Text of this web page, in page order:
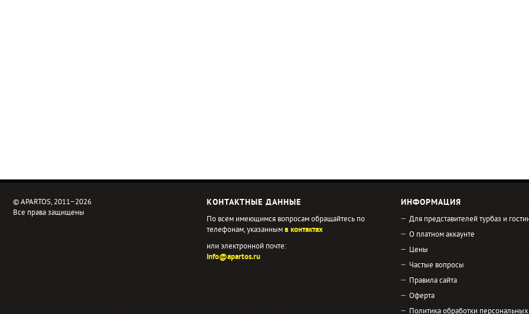
© APARTOS, 2011−2026
Все права защищены
КОНТАКТНЫЕ ДАННЫЕ
По всем имеющимся вопросам обращайтесь по
телефонам, указаннымв контактах
или электронной почте:
info@apartos.ru
ИНФОРМАЦИЯ
Для представителей турбаз и
О платном аккаунте
Цены
Частые вопросы
Правила сайта
Оферта
Политика обработки